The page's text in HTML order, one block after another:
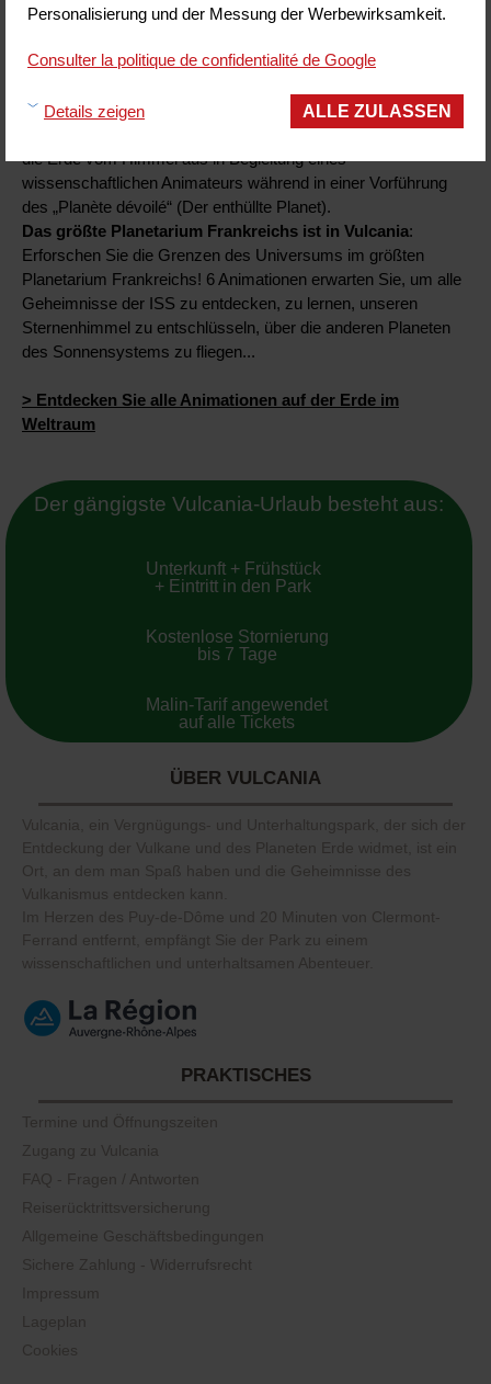
Personalisierung und der Messung der Werbewirksamkeit.
Consulter la politique de confidentialité de Google
ALLE ZULASSEN
Details zeigen
entdecken unser
Geheimnisse des blauen
Terre“ auf eigene Faust oder mit den Assistenten von
Professor Yapadrisk, Sie machen sich auf und Sie erkunden
die Erde vom Himmel aus in Begleitung eines
wissenschaftlichen Animateurs während in einer Vorführung
des „Planète dévoilé“ (Der enthüllte Planet).
Das größte Planetarium Frankreichs ist in Vulcania:
Erforschen Sie die Grenzen des Universums im größten
Planetarium Frankreichs! 6 Animationen erwarten Sie, um alle
Geheimnisse der ISS zu entdecken, zu lernen, unseren
Sternenhimmel zu entschlüsseln, über die anderen Planeten
des Sonnensystems zu fliegen...
> Entdecken Sie alle Animationen auf der Erde im
Weltraum
Der gängigste Vulcania-Urlaub besteht aus:
Unterkunft + Frühstück
+ Eintritt in den Park
Kostenlose Stornierung
bis 7 Tage
Malin-Tarif angewendet
auf alle Tickets
ÜBER VULCANIA
Vulcania, ein Vergnügungs- und Unterhaltungspark, der sich der
Entdeckung der Vulkane und des Planeten Erde widmet, ist ein
Ort, an dem man Spaß haben und die Geheimnisse des
Vulkanismus entdecken kann.
Im Herzen des Puy-de-Dôme und 20 Minuten von Clermont-
Ferrand entfernt, empfängt Sie der Park zu einem
wissenschaftlichen und unterhaltsamen Abenteuer.
PRAKTISCHES
Termine und Öffnungszeiten
Zugang zu Vulcania
FAQ - Fragen / Antworten
Reiserücktrittsversicherung
Allgemeine Geschäftsbedingungen
Sichere Zahlung - Widerrufsrecht
Impressum
Lageplan
Cookies